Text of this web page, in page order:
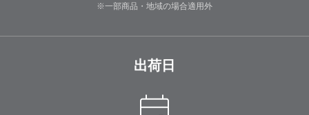
※一部商品・地域の場合適用外
出荷日